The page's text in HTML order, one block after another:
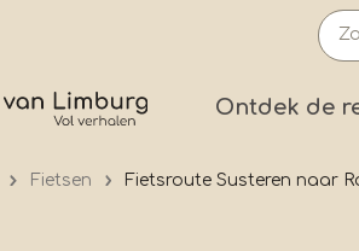
Ontdek de
Fietsen Fietsroute Susteren naar